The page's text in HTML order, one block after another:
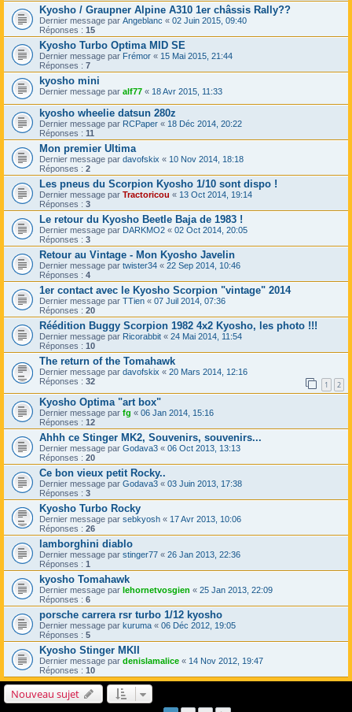
Kyosho / Graupner Alpine A310 1er châssis Rally??
Dernier message par Angeblanc « 02 Juin 2015, 09:40
Réponses : 15
Kyosho Turbo Optima MID SE
Dernier message par Frémor « 15 Mai 2015, 21:44
Réponses : 7
kyosho mini
Dernier message par alf77 « 18 Avr 2015, 11:33
kyosho wheelie datsun 280z
Dernier message par RCPaper « 18 Déc 2014, 20:22
Réponses : 11
Mon premier Ultima
Dernier message par davofskix « 10 Nov 2014, 18:18
Réponses : 2
Les pneus du Scorpion Kyosho 1/10 sont dispo !
Dernier message par Tractoricou « 13 Oct 2014, 19:14
Réponses : 3
Le retour du Kyosho Beetle Baja de 1983 !
Dernier message par DARKMO2 « 02 Oct 2014, 20:05
Réponses : 3
Retour au Vintage - Mon Kyosho Javelin
Dernier message par twister34 « 22 Sep 2014, 10:46
Réponses : 4
1er contact avec le Kyosho Scorpion "vintage" 2014
Dernier message par TTien « 07 Juil 2014, 07:36
Réponses : 20
Réédition Buggy Scorpion 1982 4x2 Kyosho, les photo !!!
Dernier message par Ricorabbit « 24 Mai 2014, 11:54
Réponses : 10
The return of the Tomahawk
Dernier message par davofskix « 20 Mars 2014, 12:16
Réponses : 32 1 2
Kyosho Optima "art box"
Dernier message par fg « 06 Jan 2014, 15:16
Réponses : 12
Ahhh ce Stinger MK2, Souvenirs, souvenirs...
Dernier message par Godava3 « 06 Oct 2013, 13:13
Réponses : 20
Ce bon vieux petit Rocky..
Dernier message par Godava3 « 03 Juin 2013, 17:38
Réponses : 3
Kyosho Turbo Rocky
Dernier message par sebkyosh « 17 Avr 2013, 10:06
Réponses : 26
lamborghini diablo
Dernier message par stinger77 « 26 Jan 2013, 22:36
Réponses : 1
kyosho Tomahawk
Dernier message par lehornetvosgien « 25 Jan 2013, 22:09
Réponses : 6
porsche carrera rsr turbo 1/12 kyosho
Dernier message par kuruma « 06 Déc 2012, 19:05
Réponses : 5
Kyosho Stinger MKII
Dernier message par denislamalice « 14 Nov 2012, 19:47
Réponses : 10
Nouveau sujet